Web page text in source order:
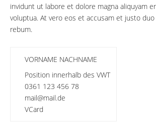
invidunt ut labore et dolore magna aliquyam
voluptua. At vero eos et accusam et justo
rebum.
VORNAME NACHNAME
Position innerhalb des VWT
0361 123 456 78
mail@mail.de
VCard